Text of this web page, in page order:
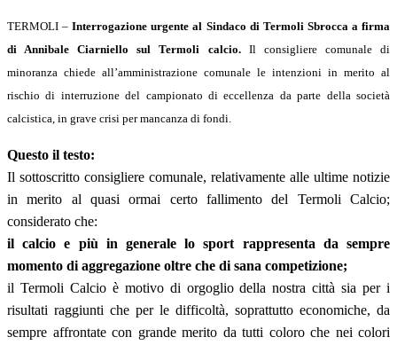
TERMOLI –Interrogazione urgente al Sindaco di Termoli Sbrocca a firma
di Annibale Ciarniello sul Termoli calcio.Il consigliere comunale di
minoranza chiede all’amministrazione comunale le intenzioni in merito al
rischio di interruzione del campionato di eccellenza da parte della società
calcistica, in grave crisi per mancanza di fondi.
Questo il testo:
Il sottoscritto consigliere comunale, relativamente alle ultime notizie
in merito al quasi ormai certo fallimento del Termoli Calcio;
considerato che:
il calcio e più in generale lo sport rappresenta da sempre
momento di aggregazione oltre che di sana competizione;
il Termoli Calcio è motivo di orgoglio della nostra città sia per i
risultati raggiunti che per le difficoltà, soprattutto economiche, da
sempre affrontate con grande merito da tutti coloro che nei colori